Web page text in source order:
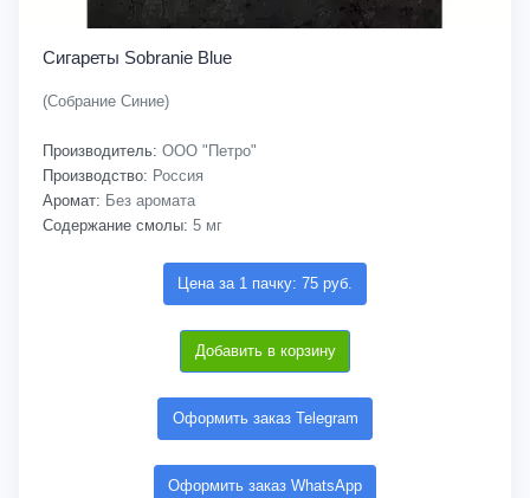
Сигареты Sobranie Blue
(Собрание Синие)
Производитель: ООО "Петро"
Производство: Россия
Аромат: Без аромата
Содержание смолы: 5 мг
Цена за 1 пачку: 75 руб.
Добавить в корзину
Оформить заказ Telegram
Оформить заказ WhatsApp